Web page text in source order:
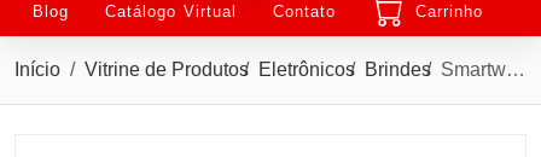
Blog Catálogo Virtual Contato Carrinho
Início Vitrine de Produtos Eletrônicos Brindes Smartwatch Ultra com display de 1.96